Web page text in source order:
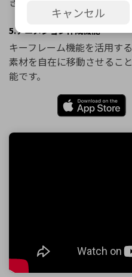
5.アニメション作成機能
キーフレーム機能を活用す
素材を自在に移動させるこ
能です。
キャンセル